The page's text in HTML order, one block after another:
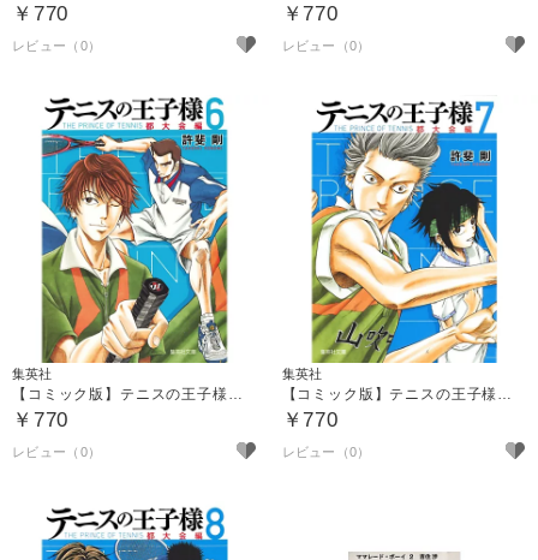
￥770 ￥770
集英社
【コミック版】テニスの王子様 都大会編 ６
￥770
集英社
【コミック版】テニスの王子様 都大会編 ７
￥770